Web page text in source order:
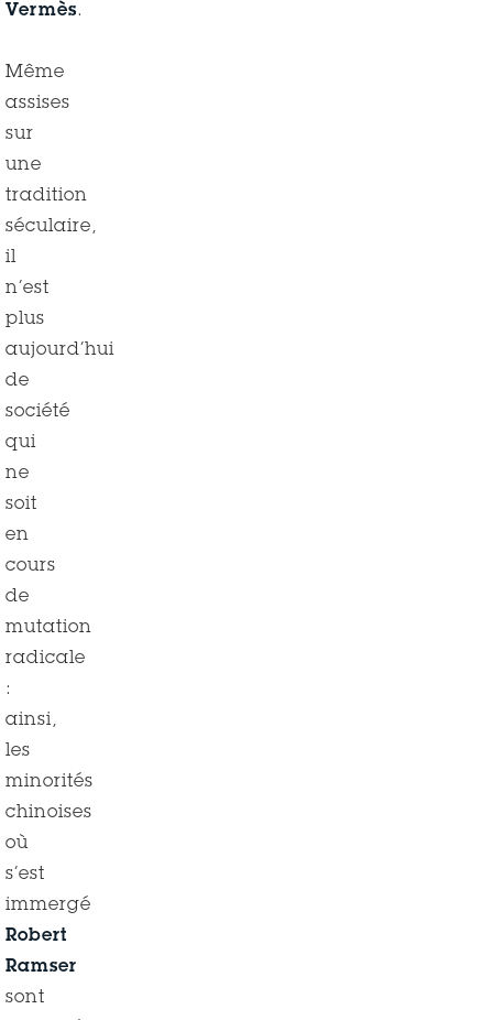
Vermès.
Même
assises
sur
une
tradition
séculaire,
il
n’est
plus
aujourd’hui
de
société
qui
ne
soit
en
cours
de
mutation
radicale
:
ainsi,
les
minorités
chinoises
où
s’est
immergé
Robert
Ramser
sont